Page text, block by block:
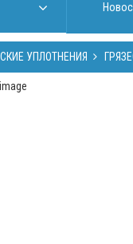
УПЛОТНЕНИЯ